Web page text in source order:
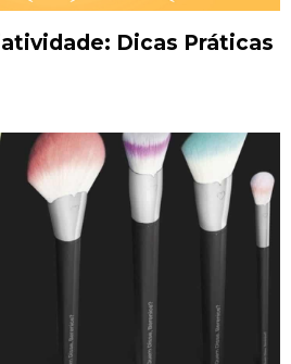
Dicas Práticas